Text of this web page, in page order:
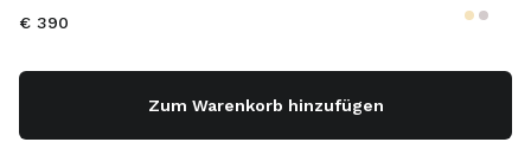
€ 390
Zum Warenkorb hinzufügen